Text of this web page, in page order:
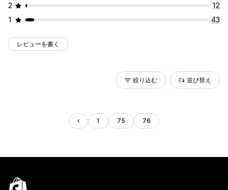
2
12
1
43
レビューを書く
絞り込む 並び替え
1 75 76